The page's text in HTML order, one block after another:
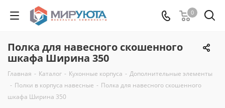
0
Полка для навесного скошенного
шкафа Ширина 350
Главная - Каталог - Кухонные корпуса - Дополнительные элементы
- Полки в корпуса навесные - Полка для навесного скошенного
шкафа Ширина 350